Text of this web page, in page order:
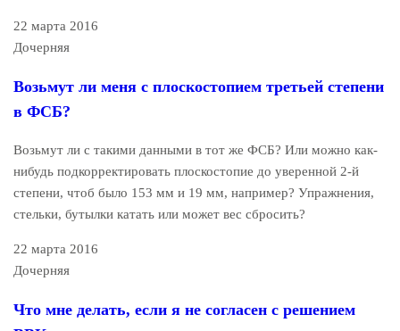
22 марта 2016
Дочерняя
Возьмут ли меня с плоскостопием третьей степени
в ФСБ?
Возьмут ли с такими данными в тот же ФСБ? Или можно как-
нибудь подкорректировать плоскостопие до уверенной 2-й
степени, чтоб было 153 мм и 19 мм, например? Упражнения,
стельки, бутылки катать или может вес сбросить?
22 марта 2016
Дочерняя
Что мне делать, если я не согласен с решением